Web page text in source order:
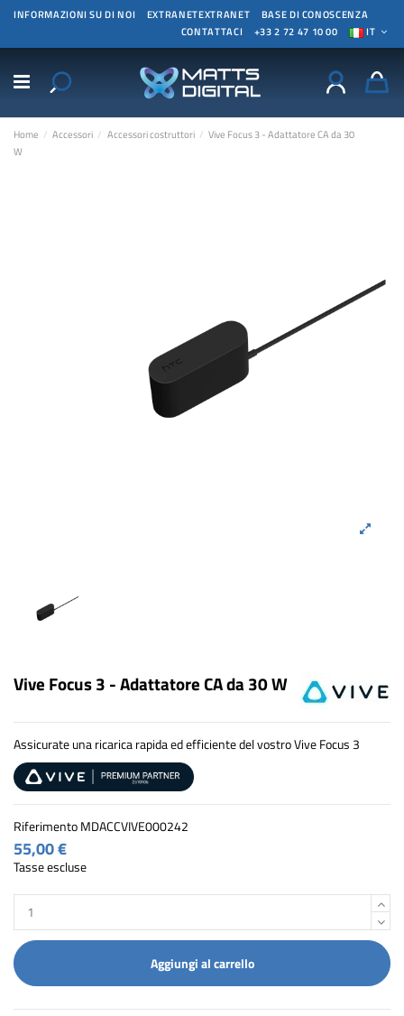
INFORMAZIONI SU DI NOI EXTRANETEXTRANET
BASE DI CONOSCENZA
CONTATTACI
+33 2 72 47 10 00 IT
Home Accessori Accessori costruttori
Vive Focus 3 - Adattatore CA da 30
W
Vive Focus 3 - Adattatore CA da 30 W
Assicurate una ricarica rapida ed efficiente del vostro Vive Focus 3
RiferimentoMDACCVIVE000242
55,00 €
Tasse escluse
Aggiungi al carrello